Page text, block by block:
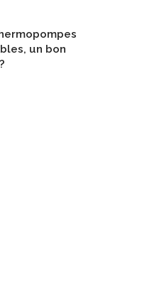
un bon